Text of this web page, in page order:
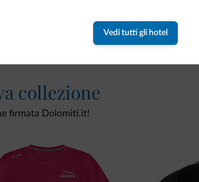
Vedi tutti gli hotel
collezione
firmata Dolomiti.it!